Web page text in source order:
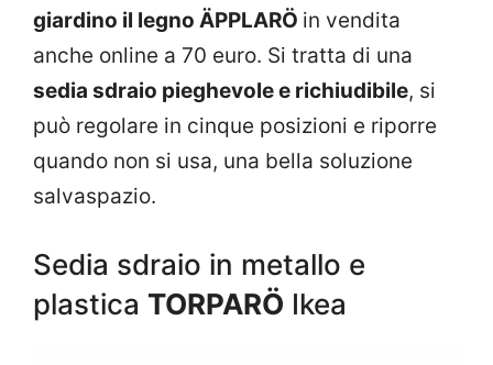
giardino il legno ÄPPLARÖ in vendita
anche online a 70 euro. Si tratta di una
sedia sdraio pieghevole e richiudibile, si
può regolare in cinque posizioni e riporre
quando non si usa, una bella soluzione
salvaspazio.
Sedia sdraio in metallo e
plastica TORPARÖ Ikea